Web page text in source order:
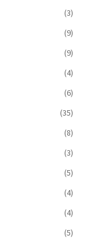
(3)
(9)
(9)
(4)
(6)
(35)
(8)
(3)
(5)
(4)
(4)
(5)